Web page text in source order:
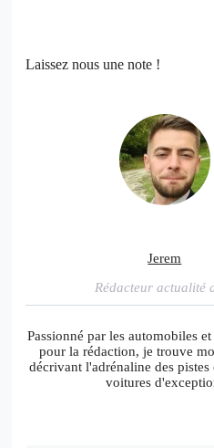
Laissez nous une note !
Jerem
Rédacteur actualité
Passionné par les automobiles
pour la rédaction, je trouve
décrivant l'adrénaline des pistes
voitures